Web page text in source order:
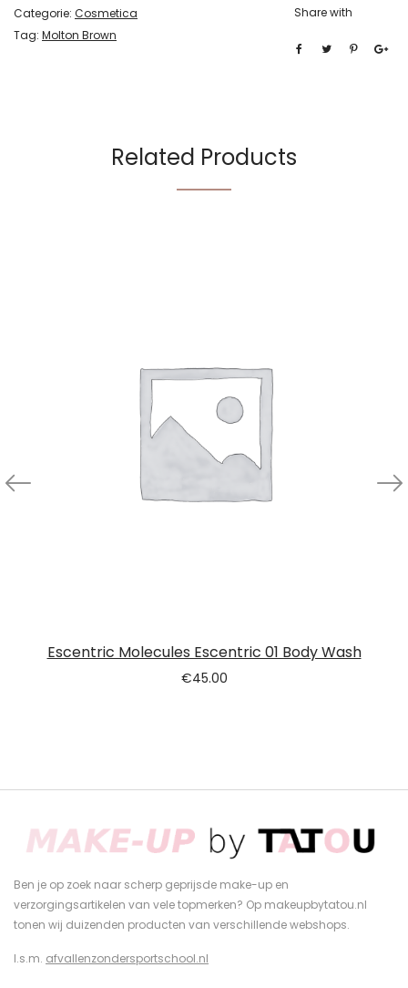
Categorie: Cosmetica
Tag: Molton Brown
Share with
Related Products
Escentric Molecules Escentric 01 Body Wash
€45.00
Ben je op zoek naar scherp geprijsde make-up en
verzorgingsartikelen van vele topmerken? Op makeupbytatou.nl
tonen wij duizenden producten van verschillende webshops.
I.s.m. afvallenzondersportschool.nl